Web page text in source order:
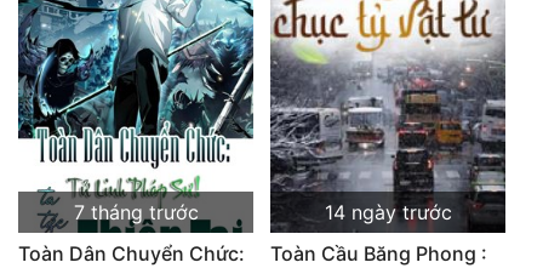
Quân Sự
Sảng Văn
Sắc
Thanh Xuân
7 tháng trước
Toàn Dân Chuyển Chức:
14 ngày trước
Toàn Cầu Băng Phong :